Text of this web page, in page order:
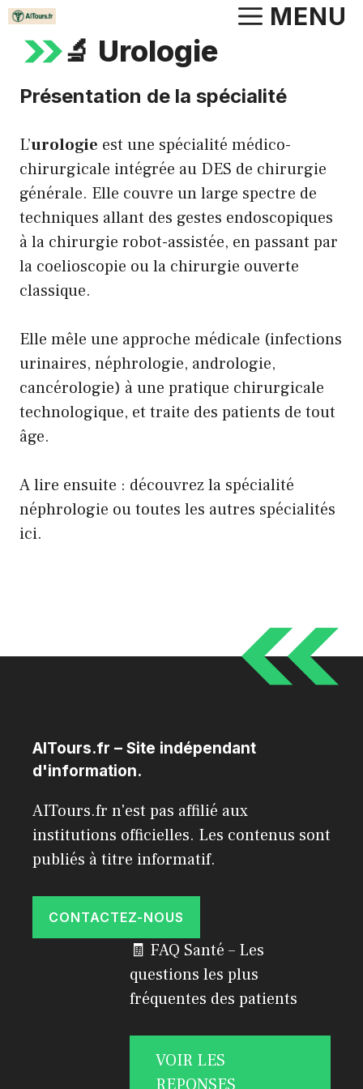
Aller
contenu
MENU
🔬 Urologie
Présentation de la spécialité
L’urologie est une spécialité médico-
chirurgicale intégrée au DES de chirurgie
générale. Elle couvre un large spectre de
techniques allant des gestes endoscopiques
à la chirurgie robot-assistée, en passant par
la coelioscopie ou la chirurgie ouverte
classique.
Elle mêle une approche médicale (infections
urinaires, néphrologie, andrologie,
cancérologie) à une pratique chirurgicale
technologique, et traite des patients de tout
âge.
A lire ensuite : découvrez la spécialité
néphrologie ou toutes les autres spécialités
ici.
AITours.fr – Site indépendant
d'information.
AITours.fr n'est pas affilié aux
institutions officielles. Les contenus sont
publiés à titre informatif.
CONTACTEZ-NOUS
🧾 FAQ Santé – Les
questions les plus
fréquentes des patients
VOIR LES
REPONSES